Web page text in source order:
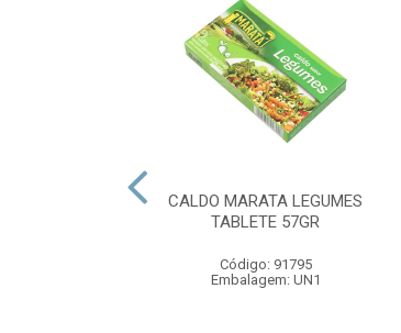
CALDO MARATA LEGUMES
TABLETE 57GR
Código: 91795
Embalagem: UN1